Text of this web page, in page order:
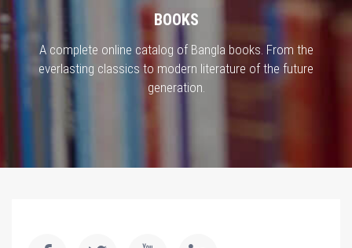
BOOKS
A complete online catalog of Bangla books. From the
everlasting classics to modern literature of the future
generation.